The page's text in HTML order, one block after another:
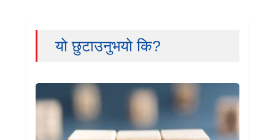
यो छुटाउनुभयो कि?